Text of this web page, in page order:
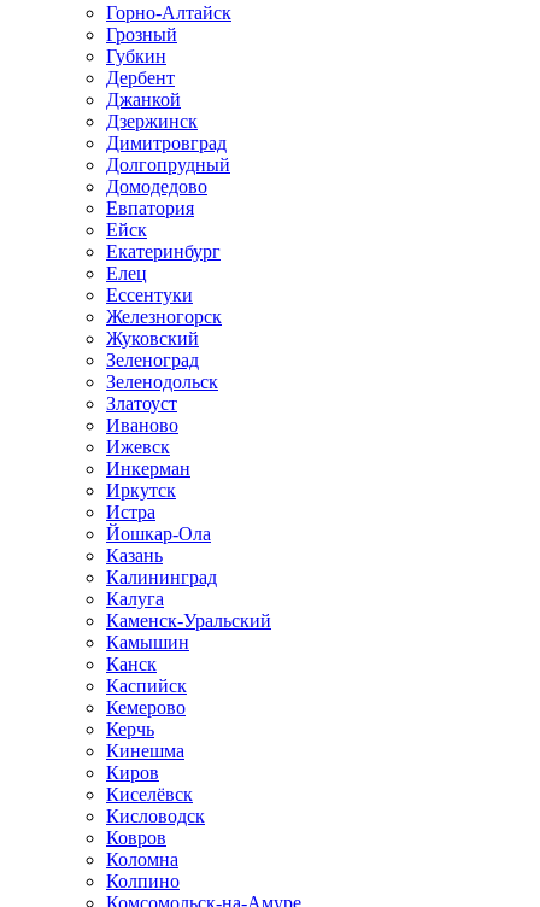
Горно-Алтайск
Грозный
Губкин
Дербент
Джанкой
Дзержинск
Димитровград
Долгопрудный
Домодедово
Евпатория
Ейск
Екатеринбург
Елец
Ессентуки
Железногорск
Жуковский
Зеленоград
Зеленодольск
Златоуст
Иваново
Ижевск
Инкерман
Иркутск
Истра
Йошкар-Ола
Казань
Калининград
Калуга
Каменск-Уральский
Камышин
Канск
Каспийск
Кемерово
Керчь
Кинешма
Киров
Киселёвск
Кисловодск
Ковров
Коломна
Колпино
Комсомольск-на-Амуре